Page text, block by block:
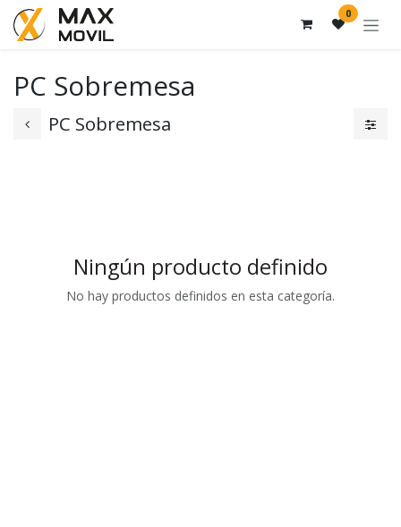
Ir al contenido 0
PC Sobremesa
PC Sobremesa
Ningún producto definido
No hay productos definidos en esta categoría.